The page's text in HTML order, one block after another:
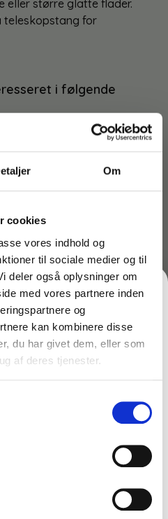
Om
cookies
vores indhold og
til sociale medier og til
deler også oplysninger om
med vores partnere inden
og
kan kombinere disse
du har givet dem, eller som
af deres tjenester.
større glatte flader.
teleskopstang for
i følgende
i…
afstøvning – Unger
COBW0
FØRSTE ORDRE